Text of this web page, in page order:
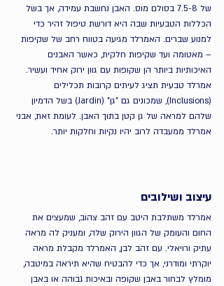
של 7.5-8 בסולם מוס. האבן נחשבת עמידה, אך בשל
הכללות הטבעיות שבה היא דורשת טיפול זהיר כדי
למנוע שברים. האמרלד מגיעה בטווח רחב של שקיפות
– מאטומה ועד שקיפות חלקית, כאשר האבנים
האיכותיות ביותר הן שקופות עם גוון ירוק אחיד ועשיר.
אמרלד טבעית תציג לעיתים קרובות תכלילים
(Inclusions), שמכונים גם "גן" (Jardin) בשל הדמיון
שלהם למראה של גן קטן בתוך האבן. לעומת זאת, אבני
אמרלד ממעבדה לרוב יהיו נקיות וחלקות יותר.
עיצוב ושילובים
אמרלד משתלבת היטב עם זהב צהוב, שמעצים את
החום והעומק של הגוון הירוק שלה, ומעניק לה מראה
עתיק ורויאלי. עם זהב לבן, האמרלד מקבלת מראה
יוקרתי ומודרני, אך כדי להבטיח שהיא תיראה במיטבה,
מומלץ לבחור באבן שקופה ובאיכות גבוהה או באבן